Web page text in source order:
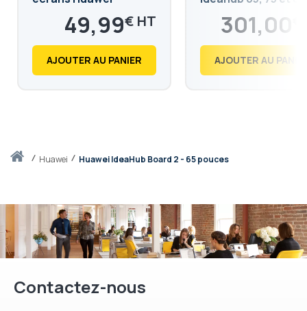
Accueilhuawei Huawei IdeaHub Board 2 - 65 pouces
IdeaHub49,99€
59,99
AJOUTER AU PANIER
pouces
301,00
361,20
AJOUTER AU
Contactez-nous